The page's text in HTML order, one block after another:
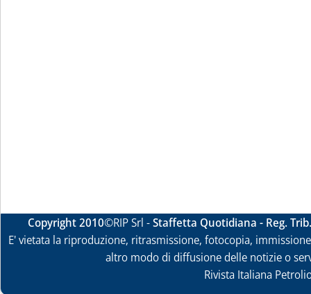
Copyright 2010©RIP Srl -Staffetta Quotidiana - Reg.
E' vietata la riproduzione, ritrasmissione, fotocopia,
altro modo di diffusione delle notizie o
Rivista Italiana